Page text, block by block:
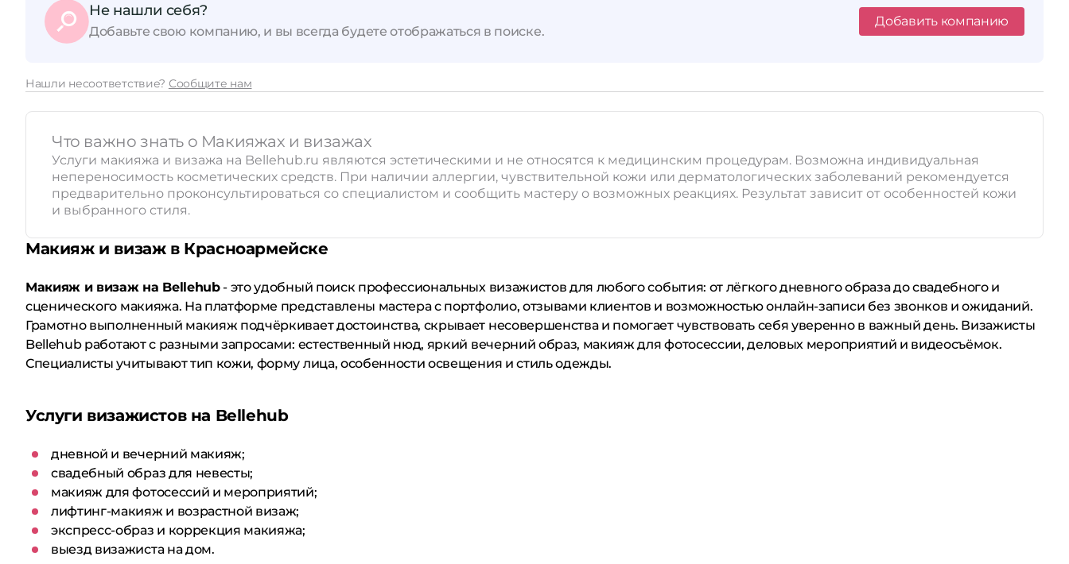
Не нашли себя?
Добавьте свою компанию, и вы всегда будете отображаться в поиске.
Добавить компанию
Нашли несоответствие? Сообщите нам
Что важно знать о Макияжах и визажах
Услуги макияжа и визажа на Bellehub.ru являются эстетическими и не относятся к медицинским процедурам. Возможна индивидуальная
непереносимость косметических средств. При наличии аллергии, чувствительной кожи или дерматологических заболеваний рекомендуется
предварительно проконсультироваться со специалистом и сообщить мастеру о возможных реакциях. Результат зависит от особенностей кожи
и выбранного стиля.
Макияж и визаж в Красноармейске
Макияж и визаж на Bellehub- это удобный поиск профессиональных визажистов для любого события: от лёгкого дневного образа до свадебного и
сценического макияжа. На платформе представлены мастера с портфолио, отзывами клиентов и возможностью онлайн-записи без звонков и ожиданий.
Грамотно выполненный макияж подчёркивает достоинства, скрывает несовершенства и помогает чувствовать себя уверенно в важный день. Визажисты
Bellehub работают с разными запросами: естественный нюд, яркий вечерний образ, макияж для фотосессии, деловых мероприятий и видеосъёмок.
Специалисты учитывают тип кожи, форму лица, особенности освещения и стиль одежды.
Услуги визажистов на Bellehub
дневной и вечерний макияж;
свадебный образ для невесты;
макияж для фотосессий и мероприятий;
лифтинг-макияж и возрастной визаж;
экспресс-образ и коррекция макияжа;
выезд визажиста на дом.